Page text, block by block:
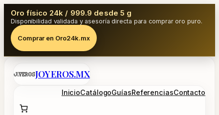
Oro físico 24k / 999.9 desde 5 g
Disponibilidad validada y asesoría directa para comprar oro puro.
Comprar en Oro24k.mx
Saltar
JOYEROS.MX
InicioCatálogoGuíasReferenciasContacto